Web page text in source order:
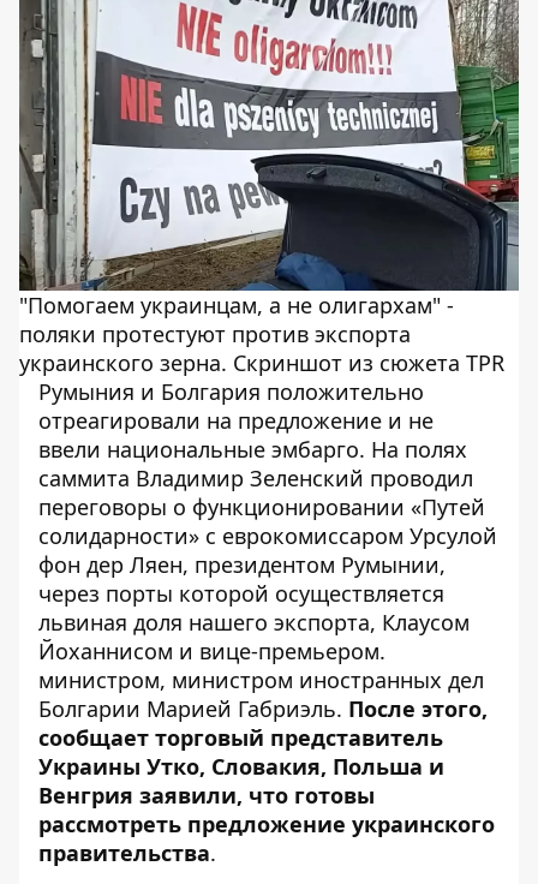
"Помогаем украинцам, а не олигархам" -
поляки протестуют против экспорта
украинского зерна. Скриншот из сюжета TPR
Румыния и Болгария положительно
отреагировали на предложение и не
ввели национальные эмбарго. На полях
саммита Владимир Зеленский проводил
переговоры о функционировании «Путей
солидарности» с еврокомиссаром Урсулой
фон дер Ляен, президентом Румынии,
через порты которой осуществляется
львиная доля нашего экспорта, Клаусом
Йоханнисом и вице-премьером.
министром, министром иностранных дел
Болгарии Марией Габриэль. После этого,
сообщает торговый представитель
Украины Утко, Словакия, Польша и
Венгрия заявили, что готовы
рассмотреть предложение украинского
правительства.